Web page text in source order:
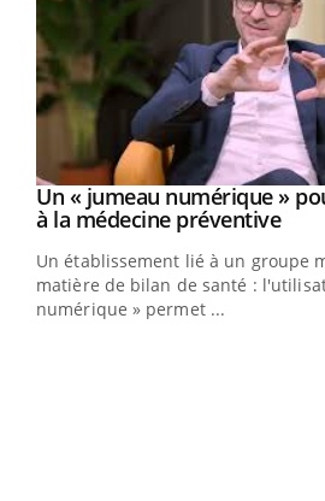
Youtube
Un « jumeau numérique »
à la médecine préventive
Un établissement lié à un groupe
matière de bilan de santé :
numérique » permet ...